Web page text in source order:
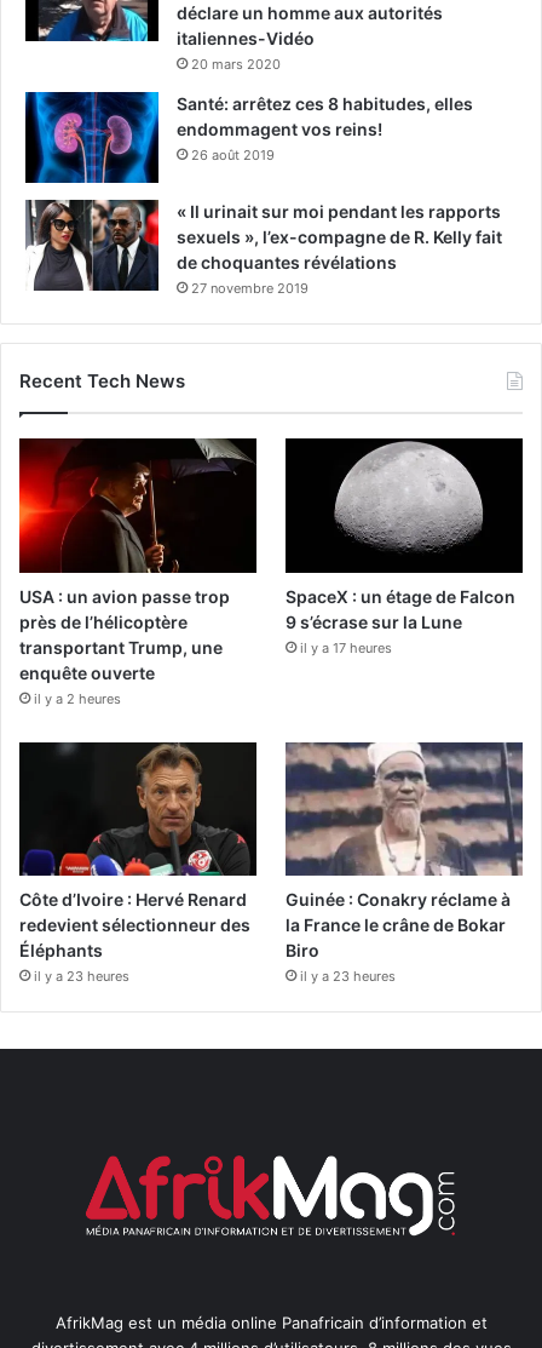
déclare un homme aux autorités
italiennes-Vidéo
20 mars 2020
Santé: arrêtez ces 8 habitudes, elles
endommagent vos reins!
26 août 2019
« Il urinait sur moi pendant les rapports
sexuels », l’ex-compagne de R. Kelly fait
de choquantes révélations
27 novembre 2019
Recent Tech News
USA : un avion passe trop
près de l’hélicoptère
transportant Trump, une
enquête ouverte
il y a 2 heures
SpaceX : un étage de Falcon
9 s’écrase sur la Lune
il y a 17 heures
Côte d’Ivoire : Hervé Renard
redevient sélectionneur des
Éléphants
il y a 23 heures
Guinée : Conakry réclame à
la France le crâne de Bokar
Biro
il y a 23 heures
AfrikMag est un média online Panafricain d’information et